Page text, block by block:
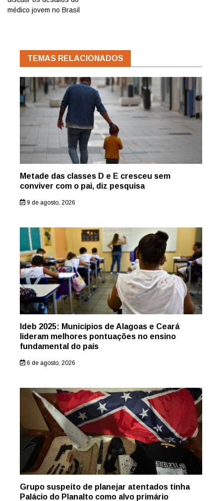
médico jovem no Brasil
TEMAS RELACIONADOS
Metade das classes D e E cresceu sem
conviver com o pai, diz pesquisa
9 de agosto, 2026
Ideb 2025: Municípios de Alagoas e Ceará
lideram melhores pontuações no ensino
fundamental do país
6 de agosto, 2026
Grupo suspeito de planejar atentados tinha
Palácio do Planalto como alvo primário